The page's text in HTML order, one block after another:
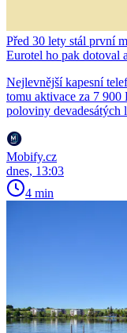
Před 30 lety stál první
Eurotel ho pak dotoval
Nejlevnější kapesní
tomu aktivace za 7
poloviny devadesátých
Mobify.cz
dnes, 13:03
4 min